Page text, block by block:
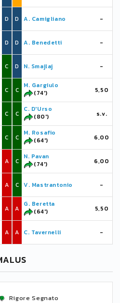
D
D
C
C
C
C
A
A
A
A
D A. Camigliano -
D A. Benedetti -
D N. Smajlaj -
C
M. Gargiulo
(74')
5,50
C
C. D'Urso
(80')
s.v.
C
M. Rosafio
(64')
6,00
C
N. Pavan
(74')
6,00
C V. Mastrantonio -
A
G. Beretta
(64')
5,50
A C. Tavernelli -
Rigore Segnato